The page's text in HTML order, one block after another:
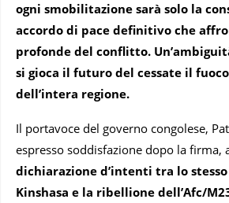
ogni smobilitazione sarà solo la
accordo di pace definitivo che
profonde del conflitto.
si gioca il futuro del cessate il
dell’intera regione.
Il portavoce del governo congolese,
espresso soddisfazione dopo la firma,
dichiarazione d’intenti tra lo
Kinshasa e la ribellione dell’Afc/